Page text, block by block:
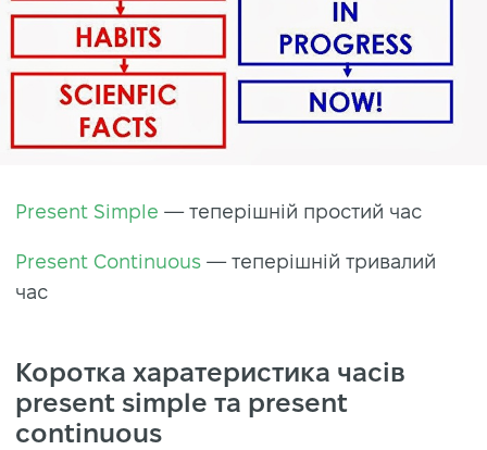
Present Simple — теперішній простий час
Present Continuous — теперішній тривалий
час
Коротка харатеристика часів
present simple та present
continuous